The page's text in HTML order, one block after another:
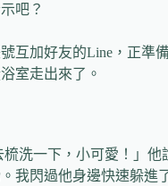
吧？
互加好友的Line，正準
室走出來了。
梳洗一下，小可愛！」他
我閃過他身邊快速躲進